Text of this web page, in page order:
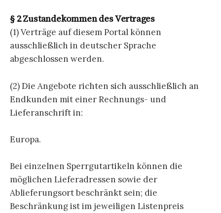
§ 2 Zustandekommen des Vertrages
(1) Verträge auf diesem Portal können
ausschließlich in deutscher Sprache
abgeschlossen werden.
(2) Die Angebote richten sich ausschließlich an
Endkunden mit einer Rechnungs- und
Lieferanschrift in:
Europa.
Bei einzelnen Sperrgutartikeln können die
möglichen Lieferadressen sowie der
Ablieferungsort beschränkt sein; die
Beschränkung ist im jeweiligen Listenpreis